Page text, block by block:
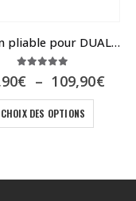
Guidon pliable pour DUALTRON
€ – 109,90€
CHOIX DES OPTIONS
Ce produit a plusieurs variations. Les options peuvent être choisies sur la page du produit